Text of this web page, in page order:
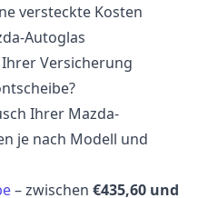
versteckte Kosten
Autoglas
Versicherung
Ihrer Mazda-
je nach Modell und
– zwischen €435,60 und